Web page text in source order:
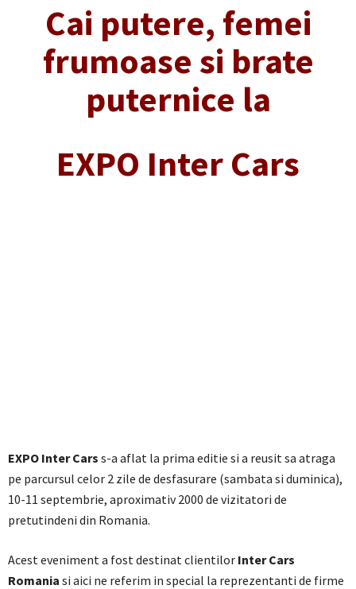
Cai putere, femei
frumoase si brate
puternice la
EXPO Inter Cars
EXPO Inter Cars s-a aflat la prima editie si a reusit sa atraga
pe parcursul celor 2 zile de desfasurare (sambata si duminica),
10-11 septembrie, aproximativ 2000 de vizitatori de
pretutindeni din Romania.
Acest eveniment a fost destinat clientilor Inter Cars
Romania si aici ne referim in special la reprezentanti de firme